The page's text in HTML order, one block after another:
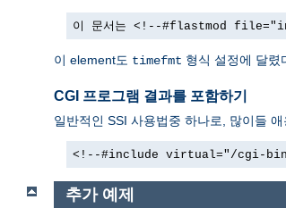
이 문서는 <!--#flastmod
이 element도 timefmt 형식 설정에 달렸
CGI 프로그램 결과를 포함하기
일반적인 SSI 사용법중 하나로, 많이들
<!--#include virtual="/cgi-
추가 예제